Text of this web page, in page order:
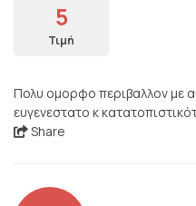
5
Τιμή
Πολυ ομορφο περιβαλλον με
ευγενεστατο κ
Share